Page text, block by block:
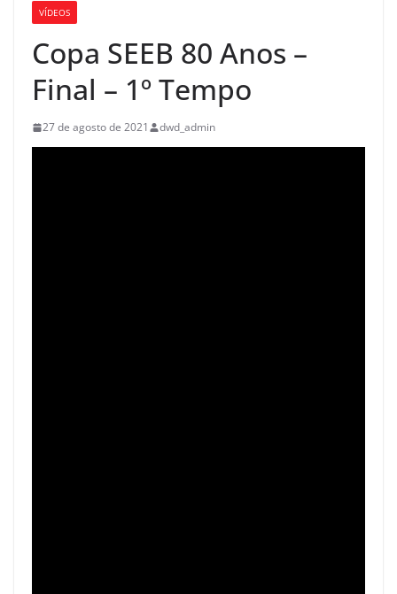
VÍDEOS
Copa SEEB 80 Anos –
Final – 1º Tempo
27 de agosto de 2021 dwd_admin